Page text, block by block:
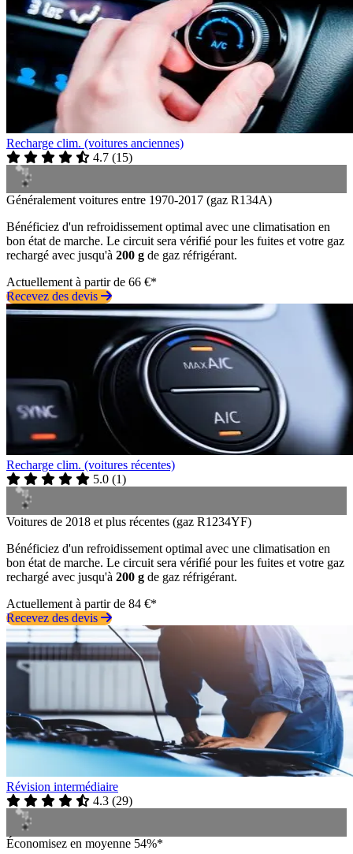
Recharge clim. (voitures anciennes)
4.7 (15)
Généralement voitures entre 1970-2017 (gaz R134A)
Bénéficiez d'un refroidissement optimal avec une climatisation en
bon état de marche. Le circuit sera vérifié pour les fuites et votre gaz
rechargé avec jusqu'à 200 g de gaz réfrigérant.
Actuellement à partir de 66 €*
Recevez des devis
Recharge clim. (voitures récentes)
5.0 (1)
Voitures de 2018 et plus récentes (gaz R1234YF)
Bénéficiez d'un refroidissement optimal avec une climatisation en
bon état de marche. Le circuit sera vérifié pour les fuites et votre gaz
rechargé avec jusqu'à 200 g de gaz réfrigérant.
Actuellement à partir de 84 €*
Recevez des devis
Révision intermédiaire
4.3 (29)
Économisez en moyenne 54%*